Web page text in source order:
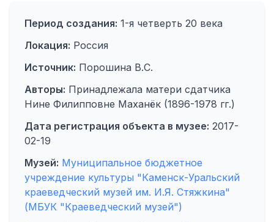
Период создания: 1-я четверть 20 века
Локация: Россия
Источник: Порошина В.С.
Авторы: Принадлежала матери сдатчика
Нине Филипповне Маханёк (1896-1978 гг.)
Дата регистрация объекта в музее: 2017-
02-19
Музей: Муниципальное бюджетное
учреждение культуры "Каменск-Уральский
краеведческий музей им. И.Я. Стяжкина"
(МБУК "Краеведческий музей")